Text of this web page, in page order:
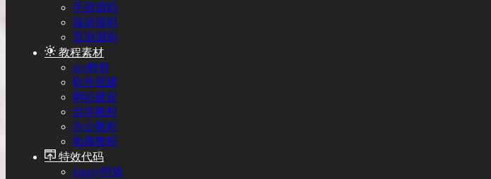
手游源码
端游源码
页游源码
教程素材
seo教程
软件搭建
网站建设
自学教程
办公教程
电商教程
特效代码
jquery特效